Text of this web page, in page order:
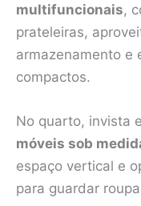
multifuncionais,
prateleiras,
armazenamento e
compactos.
No quarto, invista
móveis sob
espaço vertical e
para guardar